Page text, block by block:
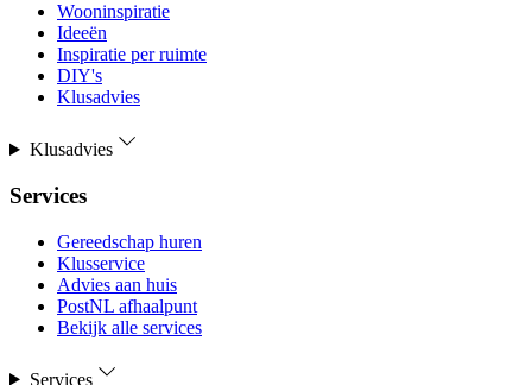
Wooninspiratie
Ideeën
Inspiratie per ruimte
DIY's
Klusadvies
Klusadvies
Services
Gereedschap huren
Klusservice
Advies aan huis
PostNL afhaalpunt
Bekijk alle services
Services